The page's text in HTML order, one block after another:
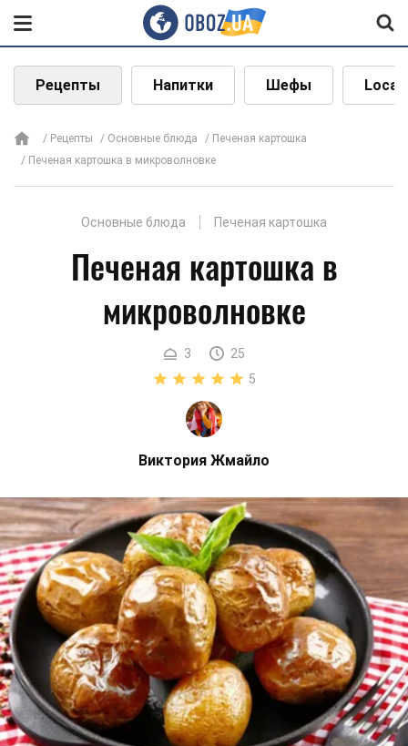
Рецепты Напитки Шефы Local
Рецепты Основные блюда
Печеная картошка
Печеная картошка в микроволновке
Основные блюда Печеная картошка
Печеная картошка в
микроволновке
3
25
5
Виктория Жмайло